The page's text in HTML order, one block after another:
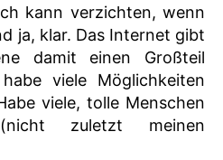
kann verzichten, wenn
ja, klar. Das Internet gibt
damit einen Großteil
viele Möglichkeiten
viele, tolle Menschen
zuletzt meinen